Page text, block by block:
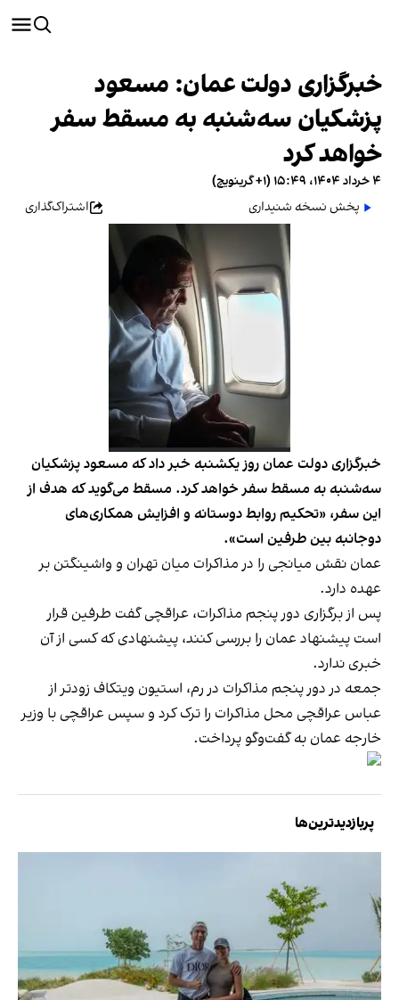
خبرگزاری دولت عمان: مسعود
پزشکیان سه‌شنبه به مسقط سفر
خواهد کرد
۴ خرداد ۱۴۰۴، ۱۵:۴۹ (‎+۱ گرینویچ)
پخش نسخه شنیداری
اشتراک‌گذاری
خبرگزاری دولت عمان روز یکشنبه خبر داد که مسعود پزشکیان
سه‌شنبه به مسقط سفر خواهد کرد. مسقط می‌گوید که هدف از
این سفر، «تحکیم روابط دوستانه و افزایش همکاری‌های
دوجانبه بین طرفین است».
عمان نقش میانجی را در مذاکرات میان تهران و واشینگتن بر
عهده دارد.
پس از برگزاری دور پنجم مذاکرات، عراقچی گفت طرفین قرار
است پیشنهاد عمان را بررسی کنند، پیشنهادی که کسی از آن
خبری ندارد.
جمعه در دور پنجم مذاکرات در رم، استیون ویتکاف زودتر از
عباس عراقچی محل مذاکرات را ترک کرد و سپس عراقچی با وزیر
خارجه عمان به گفت‌وگو پرداخت.
پربازدیدترین‌ها